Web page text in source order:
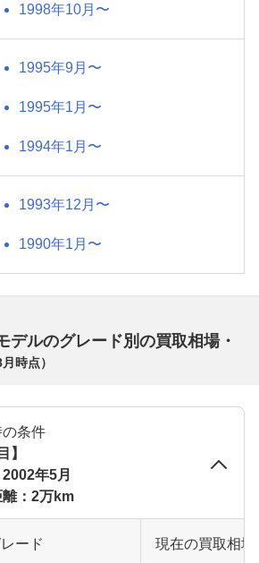
1998年10月〜
1995年9月〜
1995年1月〜
1994年1月〜
1993年12月〜
1990年1月〜
デルのグレード別の買取相場・
時点）
条件
】
年5月
離：2万km
ード 現在の買取相